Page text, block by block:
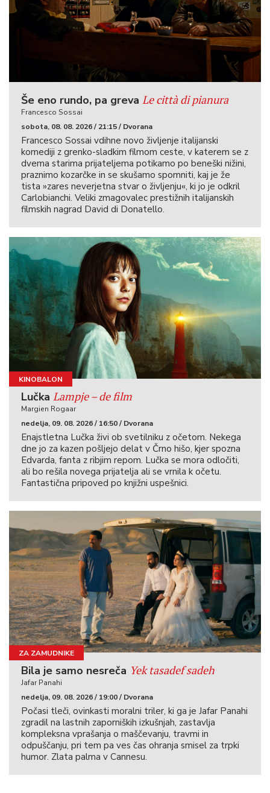
Še eno rundo, pa greva Le città di pianura
Francesco Sossai
sobota, 08. 08. 2026 / 21:15 / Dvorana
Francesco Sossai vdihne novo življenje italijanski
komediji z grenko-sladkim filmom ceste, v katerem se z
dvema starima prijateljema potikamo po beneški nižini,
praznimo kozarčke in se skušamo spomniti, kaj je že
tista »zares neverjetna stvar o življenju«, ki jo je odkril
Carlobianchi. Veliki zmagovalec prestižnih italijanskih
filmskih nagrad David di Donatello.
KINOBALON
Lučka Lampje – de film
Margien Rogaar
nedelja, 09. 08. 2026 / 16:50 / Dvorana
Enajstletna Lučka živi ob svetilniku z očetom. Nekega
dne jo za kazen pošljejo delat v Črno hišo, kjer spozna
Edvarda, fanta z ribjim repom. Lučka se mora odločiti,
ali bo rešila novega prijatelja ali se vrnila k očetu.
Fantastična pripoved po knjižni uspešnici.
ZA ZAMUDNIKE
Bila je samo nesreča Yek tasadef sadeh
Jafar Panahi
nedelja, 09. 08. 2026 / 19:00 / Dvorana
Počasi tleči, ovinkasti moralni triler, ki ga je Jafar Panahi
zgradil na lastnih zaporniških izkušnjah, zastavlja
kompleksna vprašanja o maščevanju, travmi in
odpuščanju, pri tem pa ves čas ohranja smisel za trpki
humor. Zlata palma v Cannesu.